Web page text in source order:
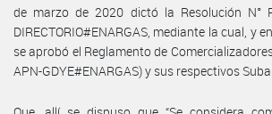
de marzo de 2020 dictó la Resolución N°
DIRECTORIO#ENARGAS, mediante la cual, y
se aprobó el Reglamento de
APN-GDYE#ENARGAS) y sus respectivos